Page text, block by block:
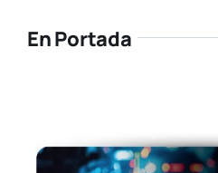
En Portada